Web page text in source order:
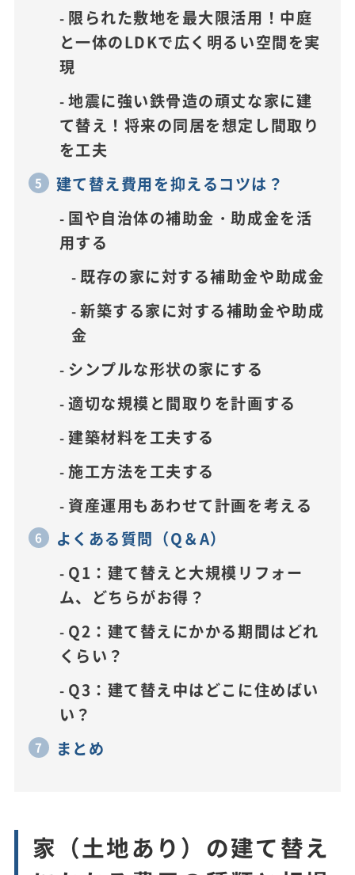
限られた敷地を最大限活用！中庭
と一体のLDKで広く明るい空間を実
現
地震に強い鉄骨造の頑丈な家に建
て替え！将来の同居を想定し間取り
を工夫
建て替え費用を抑えるコツは？
国や自治体の補助金・助成金を活
用する
既存の家に対する補助金や助成金
新築する家に対する補助金や助成
金
シンプルな形状の家にする
適切な規模と間取りを計画する
建築材料を工夫する
施工方法を工夫する
資産運用もあわせて計画を考える
よくある質問（Q＆A）
Q1：建て替えと大規模リフォー
ム、どちらがお得？
Q2：建て替えにかかる期間はどれ
くらい？
Q3：建て替え中はどこに住めばい
い？
まとめ
家（土地あり）の建て替え